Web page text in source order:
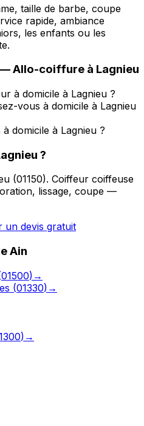
taille de barbe, coupe
rapide, ambiance
les enfants ou les
—Allo-coiffure à Lagnieu
à domicile à Lagnieu ?
vous à domicile à Lagnieu
domicile à Lagnieu ?
?
(01150). Coiffeur coiffeuse
lissage, coupe —
un devis gratuit
Ain
01500) →
(01330) →
) →